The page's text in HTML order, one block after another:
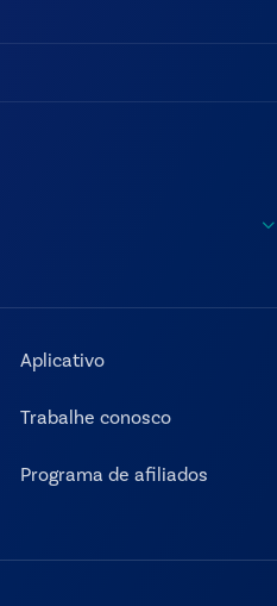
Aplicativo
Trabalhe conosco
Programa de afiliados